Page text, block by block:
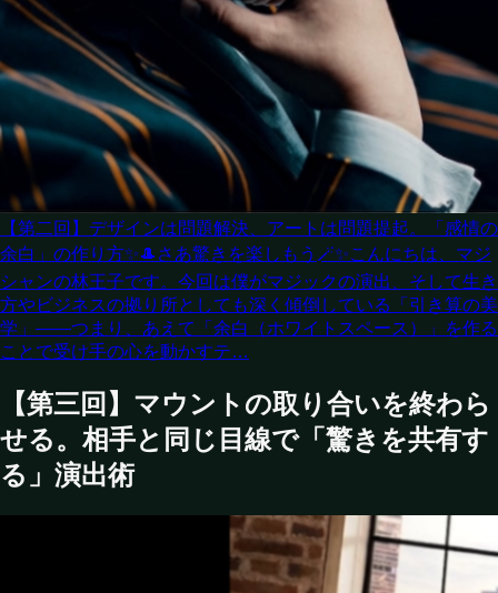
【第二回】デザインは問題解決、アートは問題提起。「感情の
余白」の作り方✨🎩さあ驚きを楽しもう🪄✨こんにちは、マジ
シャンの林王子です。今回は僕がマジックの演出、そして生き
方やビジネスの拠り所としても深く傾倒している「引き算の美
学」――つまり、あえて「余白（ホワイトスペース）」を作る
ことで受け手の心を動かすテ…
【第三回】マウントの取り合いを終わら
せる。相手と同じ目線で「驚きを共有す
る」演出術